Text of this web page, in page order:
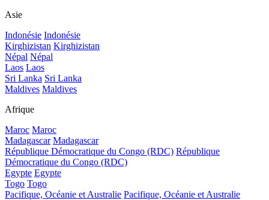
Asie
Indonésie Indonésie
Kirghizistan Kirghizistan
Népal Népal
Laos Laos
Sri Lanka Sri Lanka
Maldives Maldives
Afrique
Maroc Maroc
Madagascar Madagascar
République Démocratique du Congo (RDC) République
Démocratique du Congo (RDC)
Egypte Egypte
Togo Togo
Pacifique, Océanie et Australie Pacifique, Océanie et Australie